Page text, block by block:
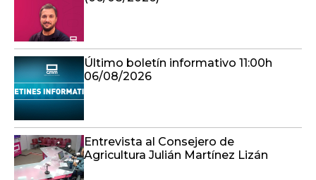
Último boletín informativo 11:00h
06/08/2026
Entrevista al Consejero de
Agricultura Julián Martínez Lizán